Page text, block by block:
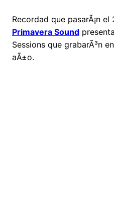
Recordad que pasarÃ¡n
Primavera Sound
Sessions que grabarÃ³n
aÃ±o.